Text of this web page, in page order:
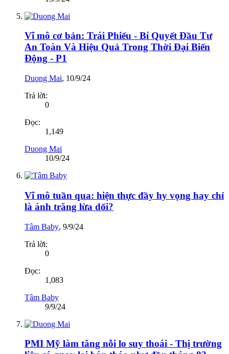
Vĩ mô cơ bản: Trái Phiếu - Bí Quyết Đầu Tư
An Toàn Và Hiệu Quả Trong Thời Đại Biến
Động - P1
Duong Mai, 10/9/24
Trả lời:
0
Đọc:
1,149
Duong Mai
10/9/24
Vĩ mô tuần qua: hiện thực đầy hy vọng hay chỉ
là ánh trăng lừa dối?
Tâm Baby, 9/9/24
Trả lời:
0
Đọc:
1,083
Tâm Baby
9/9/24
PMI Mỹ làm tăng nỗi lo suy thoái - Thị trường